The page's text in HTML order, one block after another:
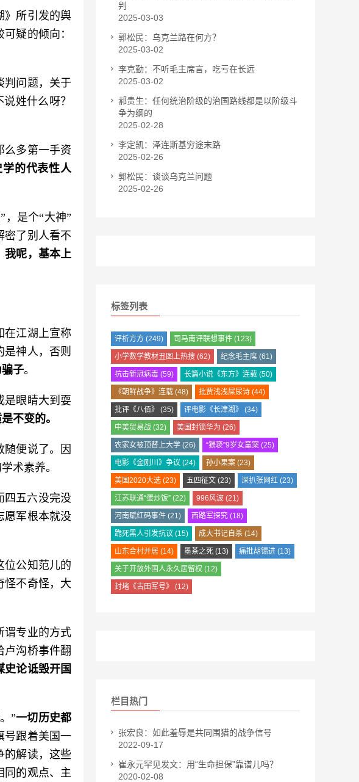
所引发的舆
疑的倾向：
问题，关于
姓什么呀？
多第一手资
的代表性人
是个“大神”
密了别人看不
我呢，基本上
江湖上宣称
神人，否则
子。
眼睛大到耍
不变的。
便说了。因
术素养。
五六没完没
愿军根本就没
位公知范儿的
怪不奇怪，大
专业的方式
卢沟桥事件翻
史论诋毁开国
”一切历史都
号跟着美国一
的解读，这些
同的观点、主
判
2025-03-03
郭松民：乌克兰路在何方？
2025-03-02
李克勤：不听毛主席言，吃亏在长远
2025-03-02
郝贵生：任何统治阶级的治国路线都是以阶级斗
争为纲的
2025-02-28
李定凯：​泽连斯基穷途末路
2025-02-26
郭松民：谈谈乌克兰问题
2025-02-26
标签列表
评析方方 (249) 司马南评联想事件 (123)
小学数学教材丑图上热搜 (62) 纪念毛主席 (61)
抗击新冠病毒 (59) 长篇小说《东方》连载 (50)
《朝鲜战争》连载 (48) 批贾浅浅屎尿诗 (44)
批评《八佰》 (35) 评电影《长津湖》 (34)
中美贸易战 (32) 美国封锁华为 (26)
农家女被顶替上大学 (26) “猥亵”9岁女童案 (25)
电影《金刚川》争议 (24) 孙小果案 (23)
美国2020大选 (23) 五四征文 (23) 深扒张网红 (23)
江苏联通“蛋炒饭” (22) 996风波 (21)
河南赋红码事件 (21) 西路军探究 (18)
跪死黑人引发抗议 (15) 成大书记自杀 (14)
山东合村并居 (14) 墨茶之死 (13) 痛批胡锡进 (13)
关于开放外国人永久居留权 (12)
封堵《古田军号》 (12)
栏目热门
张宏良：如此羞辱是共同围猎的战争信号
2022-09-17
崔永元罕见发文：用“生命担保”靠谱儿吗？
2020-02-08